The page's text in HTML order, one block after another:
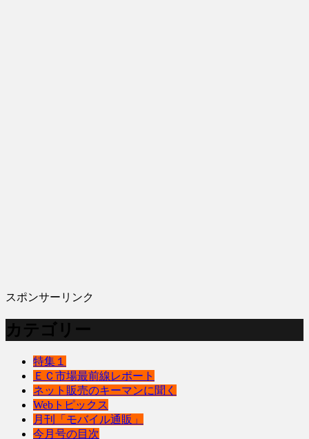
スポンサーリンク
カテゴリー
特集１
ＥＣ市場最前線レポート
ネット販売のキーマンに聞く
Webトピックス
月刊「モバイル通販」
今月号の目次